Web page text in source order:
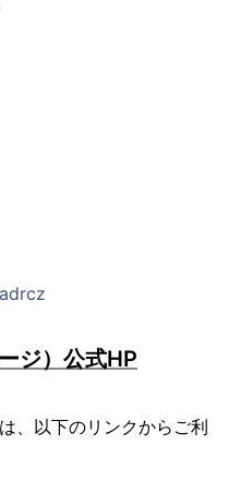
ジ）公式HP
、以下のリンクからご利